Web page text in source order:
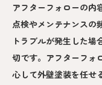
アフターフォローの内
点検やメンテナンスの
トラブルが発生した
切です。アフターフォ
心して外壁塗装を任せ